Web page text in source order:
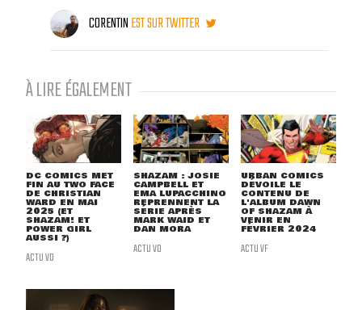
CORENTINEST SUR TWITTER
À LIRE ÉGALEMENT
DC COMICS MET
FIN AU TWO FACE
DE CHRISTIAN
WARD EN MAI
2025 (ET
SHAZAM! ET
POWER GIRL
AUSSI ?)
ACTU VO
SHAZAM : JOSIE
CAMPBELL ET
EMA LUPACCHINO
REPRENNENT LA
SÉRIE APRÈS
MARK WAID ET
DAN MORA
ACTU VO
URBAN COMICS
DÉVOILE LE
CONTENU DE
L'ALBUM DAWN
OF SHAZAM À
VENIR EN
FÉVRIER 2024
ACTU VF